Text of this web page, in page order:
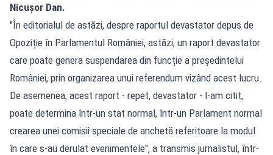
Nicușor Dan.
"În editorialul de astăzi, despre raportul devastator depus de
Opoziție în Parlamentul României, astăzi, un raport devastator
care poate genera suspendarea din funcție a președintelui
României, prin organizarea unui referendum vizând acest lucru.
De asemenea, acest raport - repet, devastator - l-am citit,
poate determina într-un stat normal, într-un Parlament normal
crearea unei comisii speciale de anchetă referitoare la modul
în care s-au derulat evenimentele", a transmis jurnalistul, într-